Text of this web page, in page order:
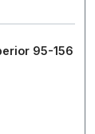
95-156